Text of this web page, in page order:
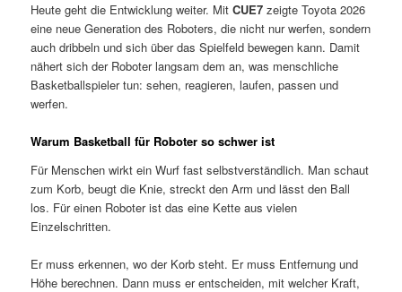
Heute geht die Entwicklung weiter. MitCUE7 zeigte Toyota 2026
eine neue Generation des Roboters, die nicht nur werfen, sondern
auch dribbeln und sich über das Spielfeld bewegen kann. Damit
nähert sich der Roboter langsam dem an, was menschliche
Basketballspieler tun: sehen, reagieren, laufen, passen und
werfen.
Warum Basketball für Roboter so schwer ist
Für Menschen wirkt ein Wurf fast selbstverständlich. Man schaut
zum Korb, beugt die Knie, streckt den Arm und lässt den Ball
los. Für einen Roboter ist das eine Kette aus vielen
Einzelschritten.
Er muss erkennen, wo der Korb steht. Er muss Entfernung und
Höhe berechnen. Dann muss er entscheiden, mit welcher Kraft,